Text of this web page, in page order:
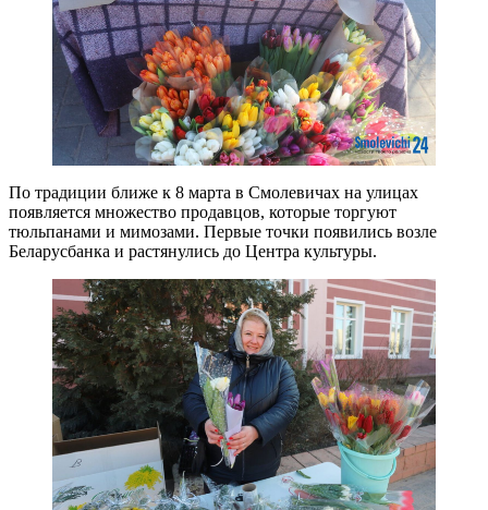
По традиции ближе к 8 марта в Смолевичах на улицах
появляется множество продавцов, которые торгуют
тюльпанами и мимозами. Первые точки появились возле
Беларусбанка и растянулись до Центра культуры.